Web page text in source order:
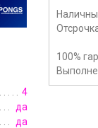
4
да
да
100%